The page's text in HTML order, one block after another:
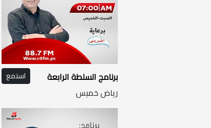
برنامج السلطة الرابعة استمع
رياض خميس